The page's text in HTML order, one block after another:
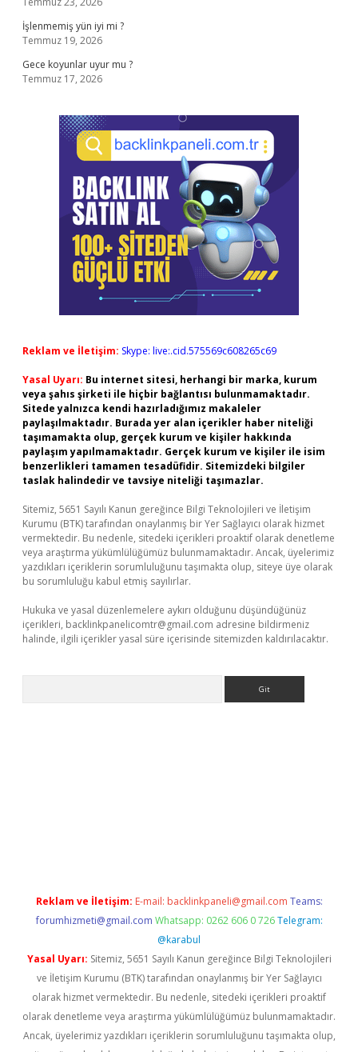
İşlenmemiş yün iyi mi ?
Temmuz 19, 2026
Gece koyunlar uyur mu ?
Temmuz 17, 2026
Reklam ve İletişim: Skype: live:.cid.575569c608265c69
Yasal Uyarı: Bu internet sitesi, herhangi bir marka, kurum
veya şahıs şirketi ile hiçbir bağlantısı bulunmamaktadır.
Sitede yalnızca kendi hazırladığımız makaleler
paylaşılmaktadır. Burada yer alan içerikler haber niteliği
taşımamakta olup, gerçek kurum ve kişiler hakkında
paylaşım yapılmamaktadır. Gerçek kurum ve kişiler ile isim
benzerlikleri tamamen tesadüfidir. Sitemizdeki bilgiler
taslak halindedir ve tavsiye niteliği taşımazlar.
Sitemiz, 5651 Sayılı Kanun gereğince Bilgi Teknolojileri ve İletişim
Kurumu (BTK) tarafından onaylanmış bir Yer Sağlayıcı olarak hizmet
vermektedir. Bu nedenle, sitedeki içerikleri proaktif olarak denetleme
veya araştırma yükümlülüğümüz bulunmamaktadır. Ancak, üyelerimiz
yazdıkları içeriklerin sorumluluğunu taşımakta olup, siteye üye olarak
bu sorumluluğu kabul etmiş sayılırlar.
Hukuka ve yasal düzenlemelere aykırı olduğunu düşündüğünüz
içerikleri, backlinkpanelicomtr@gmail.com adresine bildirmeniz
halinde, ilgili içerikler yasal süre içerisinde sitemizden kaldırılacaktır.
Reklam ve İletişim: E-mail: backlinkpaneli@gmail.com Teams:
forumhizmeti@gmail.com Whatsapp: 0262 606 0 726 Telegram:
@karabul
Yasal Uyarı: Sitemiz, 5651 Sayılı Kanun gereğince Bilgi Teknolojileri
ve İletişim Kurumu (BTK) tarafından onaylanmış bir Yer Sağlayıcı
olarak hizmet vermektedir. Bu nedenle, sitedeki içerikleri proaktif
olarak denetleme veya araştırma yükümlülüğümüz bulunmamaktadır.
Ancak, üyelerimiz yazdıkları içeriklerin sorumluluğunu taşımakta olup,